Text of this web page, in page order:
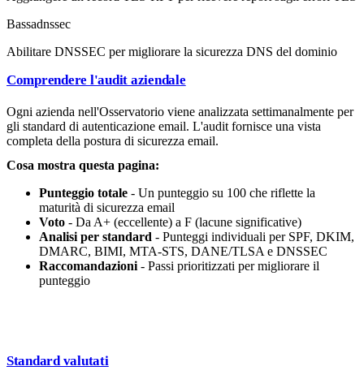
Bassadnssec
Abilitare DNSSEC per migliorare la sicurezza DNS del dominio
Comprendere l'audit aziendale
Ogni azienda nell'Osservatorio viene analizzata settimanalmente per
gli standard di autenticazione email. L'audit fornisce una vista
completa della postura di sicurezza email.
Cosa mostra questa pagina:
Punteggio totale - Un punteggio su 100 che riflette la
maturità di sicurezza email
Voto - Da A+ (eccellente) a F (lacune significative)
Analisi per standard - Punteggi individuali per SPF, DKIM,
DMARC, BIMI, MTA-STS, DANE/TLSA e DNSSEC
Raccomandazioni - Passi prioritizzati per migliorare il
punteggio
Standard valutati